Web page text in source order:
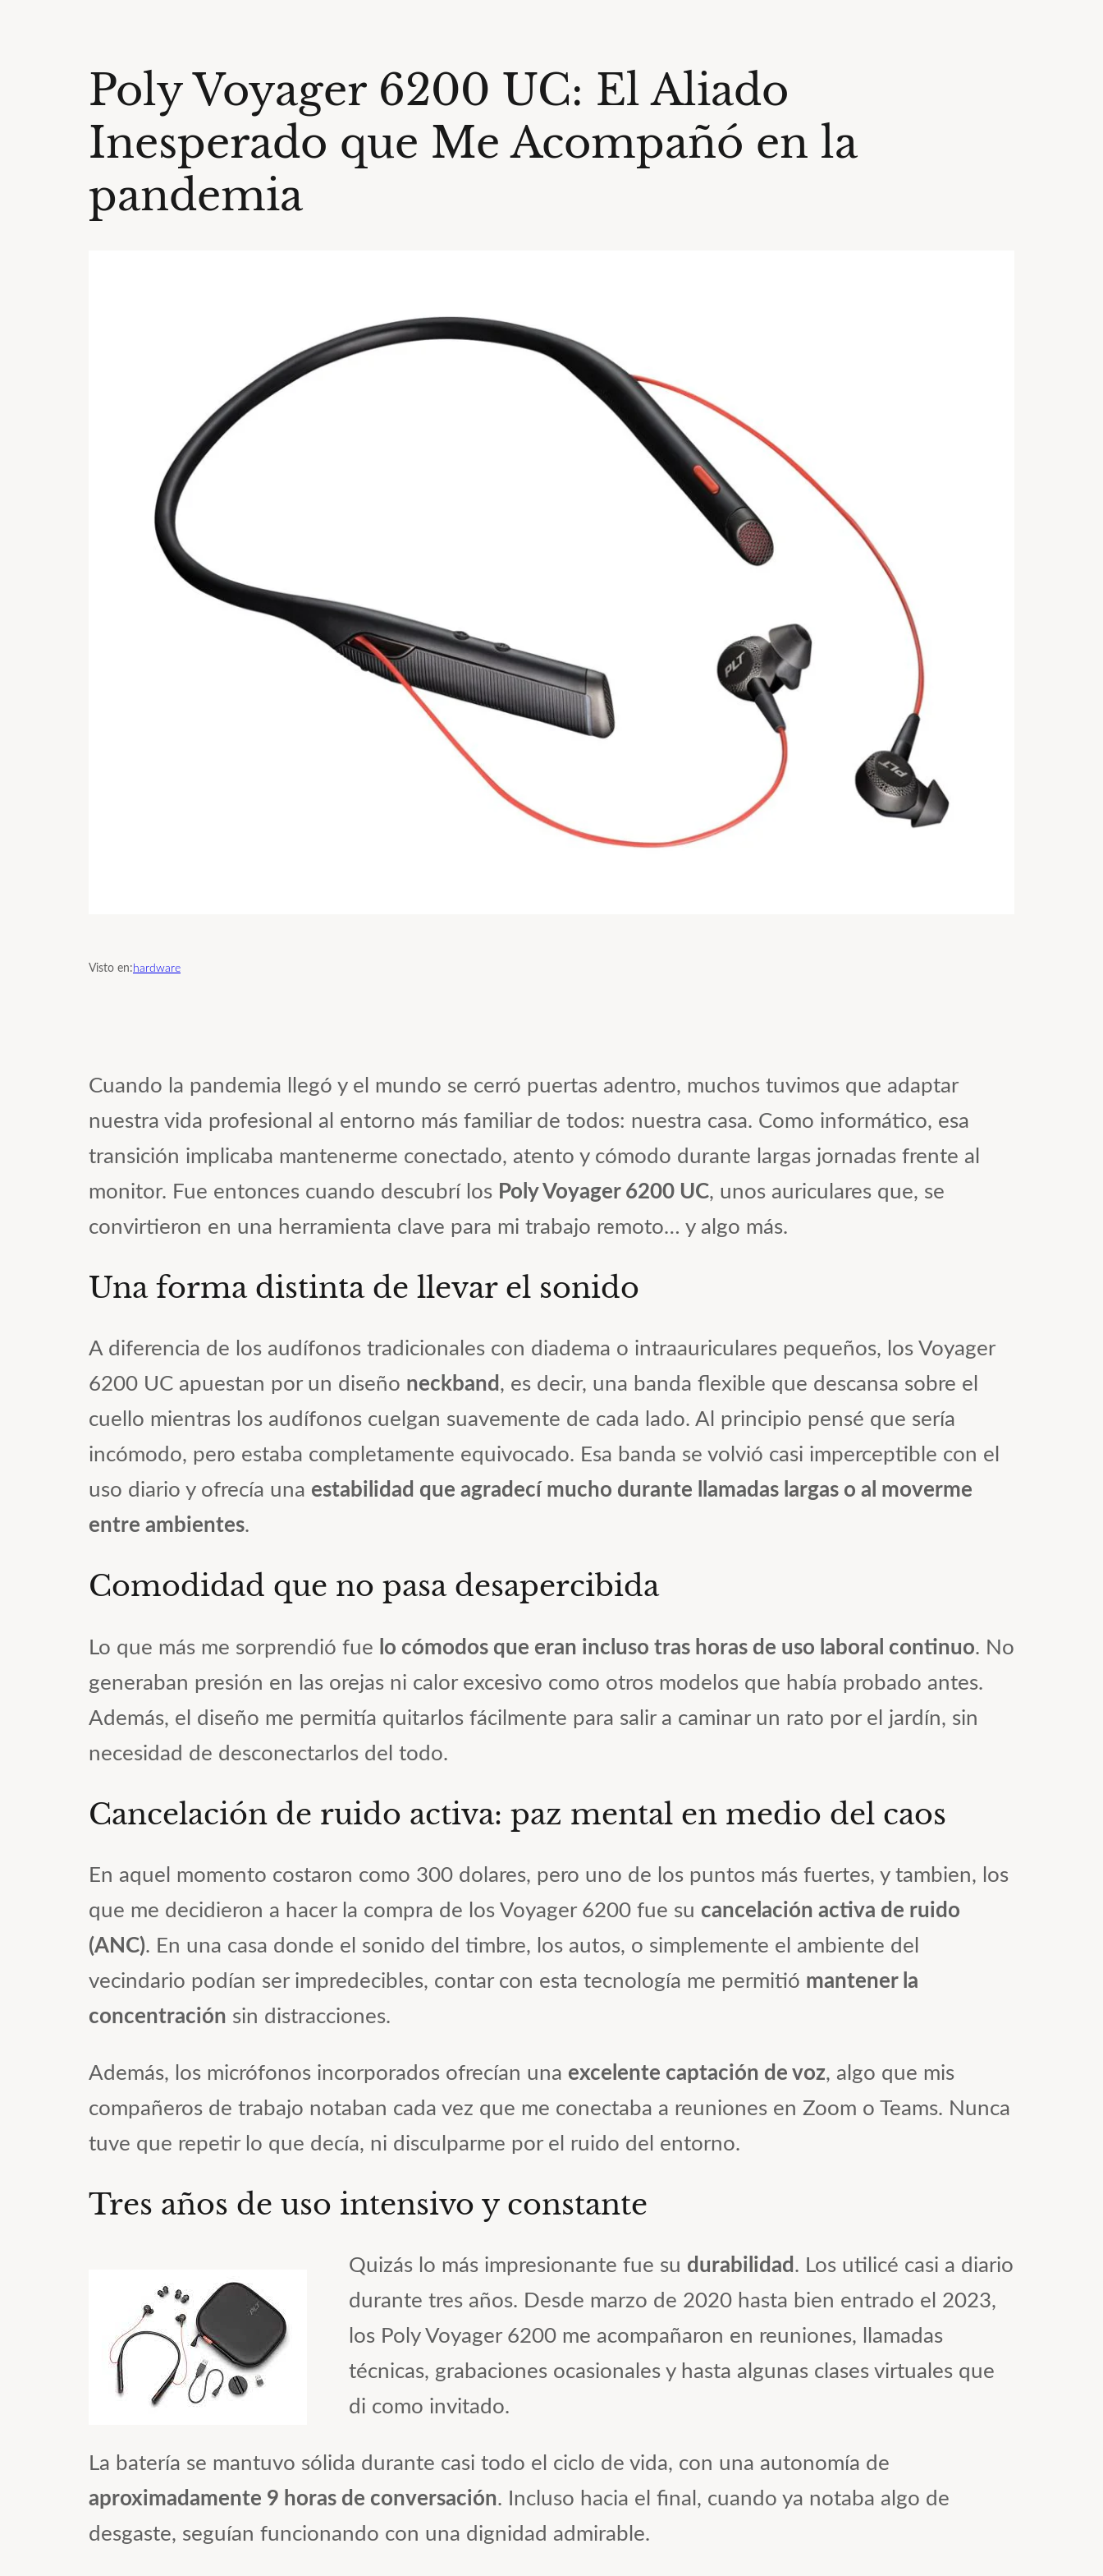
Poly Voyager 6200 UC: El Aliado
Inesperado que Me Acompañó en la
pandemia
Visto en:hardware
Cuando la pandemia llegó y el mundo se cerró puertas adentro, muchos tuvimos que adaptar
nuestra vida profesional al entorno más familiar de todos: nuestra casa. Como informático, esa
transición implicaba mantenerme conectado, atento y cómodo durante largas jornadas frente al
monitor. Fue entonces cuando descubrí los Poly Voyager 6200 UC, unos auriculares que, se
convirtieron en una herramienta clave para mi trabajo remoto… y algo más.
Una forma distinta de llevar el sonido
A diferencia de los audífonos tradicionales con diadema o intraauriculares pequeños, los Voyager
6200 UC apuestan por un diseño neckband, es decir, una banda flexible que descansa sobre el
cuello mientras los audífonos cuelgan suavemente de cada lado. Al principio pensé que sería
incómodo, pero estaba completamente equivocado. Esa banda se volvió casi imperceptible con el
uso diario y ofrecía una estabilidad que agradecí mucho durante llamadas largas o al moverme
entre ambientes.
Comodidad que no pasa desapercibida
Lo que más me sorprendió fue lo cómodos que eran incluso tras horas de uso laboral continuo. No
generaban presión en las orejas ni calor excesivo como otros modelos que había probado antes.
Además, el diseño me permitía quitarlos fácilmente para salir a caminar un rato por el jardín, sin
necesidad de desconectarlos del todo.
Cancelación de ruido activa: paz mental en medio del caos
En aquel momento costaron como 300 dolares, pero uno de los puntos más fuertes, y tambien, los
que me decidieron a hacer la compra de los Voyager 6200 fue su cancelación activa de ruido
(ANC). En una casa donde el sonido del timbre, los autos, o simplemente el ambiente del
vecindario podían ser impredecibles, contar con esta tecnología me permitió mantener la
concentración sin distracciones.
Además, los micrófonos incorporados ofrecían una excelente captación de voz, algo que mis
compañeros de trabajo notaban cada vez que me conectaba a reuniones en Zoom o Teams. Nunca
tuve que repetir lo que decía, ni disculparme por el ruido del entorno.
Tres años de uso intensivo y constante
Quizás lo más impresionante fue su durabilidad. Los utilicé casi a diario
durante tres años. Desde marzo de 2020 hasta bien entrado el 2023,
los Poly Voyager 6200 me acompañaron en reuniones, llamadas
técnicas, grabaciones ocasionales y hasta algunas clases virtuales que
di como invitado.
La batería se mantuvo sólida durante casi todo el ciclo de vida, con una autonomía de
aproximadamente 9 horas de conversación. Incluso hacia el final, cuando ya notaba algo de
desgaste, seguían funcionando con una dignidad admirable.